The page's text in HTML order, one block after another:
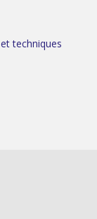
techniques